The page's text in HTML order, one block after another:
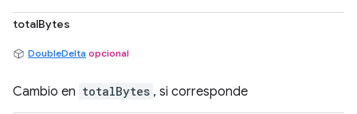
totalBytes
DoubleDelta opcional
Cambio en totalBytes , si corresponde